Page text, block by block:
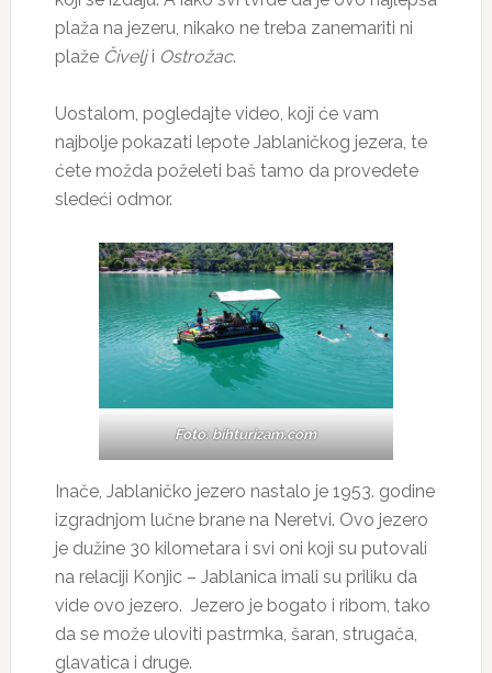
plaža na jezeru, nikako ne treba zanemariti ni
plaže Čivelji Ostrožac.
Uostalom, pogledajte video, koji će vam
najbolje pokazati lepote Jablaničkog jezera, te
ćete možda poželeti baš tamo da provedete
sledeći odmor.
Foto: bihturizam.com
Inače, Jablaničko jezero nastalo je 1953. godine
izgradnjom lučne brane na Neretvi. Ovo jezero
je dužine 30 kilometara i svi oni koji su putovali
na relaciji Konjic – Jablanica imali su priliku da
vide ovo jezero. Jezero je bogato i ribom, tako
da se može uloviti pastrmka, šaran, strugača,
glavatica i druge.